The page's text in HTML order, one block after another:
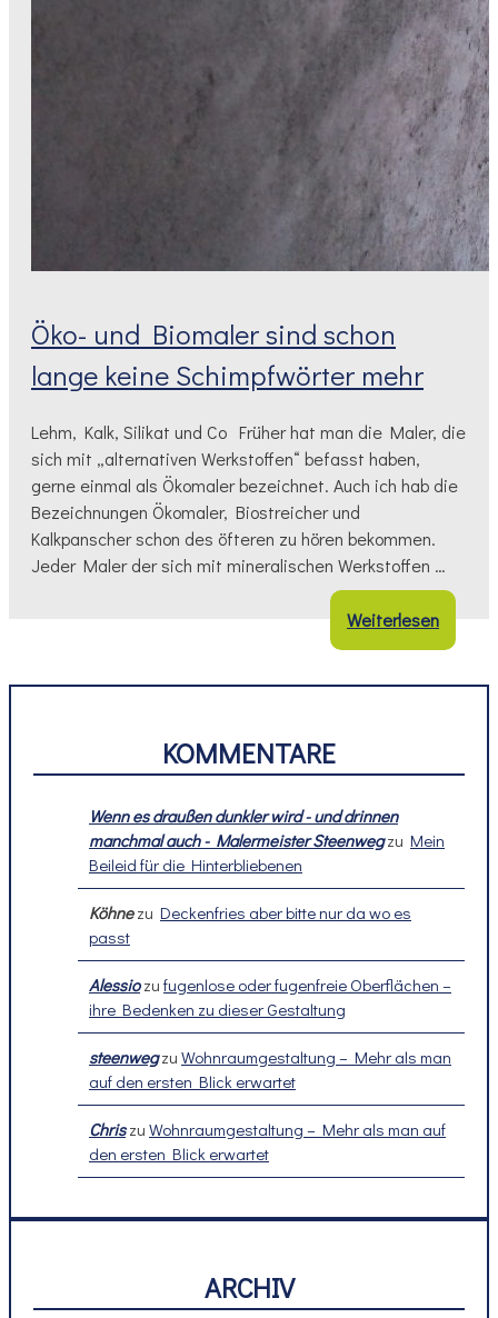
Öko- und Biomaler sind schon
lange keine Schimpfwörter mehr
Lehm, Kalk, Silikat und Co Früher hat man die Maler, die
sich mit „alternativen Werkstoffen“ befasst haben,
gerne einmal als Ökomaler bezeichnet. Auch ich hab die
Bezeichnungen Ökomaler, Biostreicher und
Kalkpanscher schon des öfteren zu hören bekommen.
Jeder Maler der sich mit mineralischen Werkstoffen …
Weiterlesen
KOMMENTARE
Wenn es draußen dunkler wird - und drinnen
manchmal auch - Malermeister Steenwegzu Mein
Beileid für die Hinterbliebenen
Köhnezu Deckenfries aber bitte nur da wo es
passt
Alessiozu fugenlose oder fugenfreie Oberflächen –
ihre Bedenken zu dieser Gestaltung
steenwegzu Wohnraumgestaltung – Mehr als man
auf den ersten Blick erwartet
Chriszu Wohnraumgestaltung – Mehr als man auf
den ersten Blick erwartet
ARCHIV